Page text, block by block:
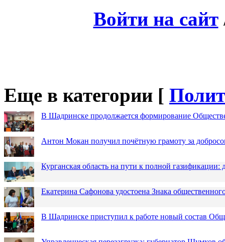
Войти на сайт
Еще в категории [
В Шадринске продолжается формирование
Антон Мокан получил почётную грамоту за
Курганская область на пути к полной
Екатерина Сафонова удостоена Знака
В Шадринске приступил к работе новый состав